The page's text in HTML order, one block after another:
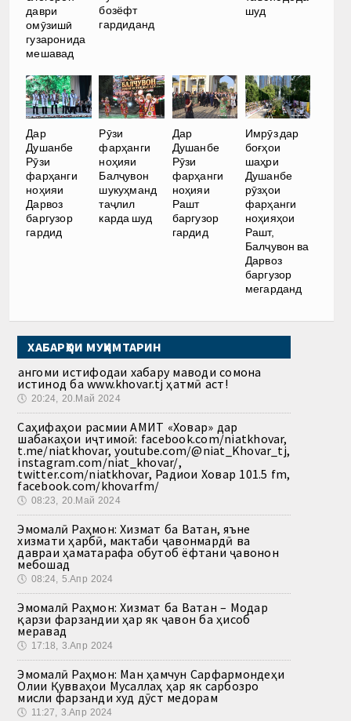
даври
омӯзишӣ
гузаронида
мешавад
бозёфт
гардиданд
шуд
Дар
Душанбе
Рӯзи
фарҳанги
ноҳияи
Дарвоз
баргузор
гардид
Рӯзи
фарҳанги
ноҳияи
Балҷувон
шукуҳманд
таҷлил
карда шуд
Дар
Душанбе
Рӯзи
фарҳанги
ноҳияи
Рашт
баргузор
гардид
Имрӯз дар
боғҳои
шаҳри
Душанбе
рӯзҳои
фарҳанги
ноҳияҳои
Рашт,
Балҷувон ва
Дарвоз
баргузор
мегарданд
ХАБАРҲОИ МУҲИМТАРИН
Ҳангоми истифодаи хабару маводи сомона
истинод ба www.khovar.tj ҳатмӣ аст!
🕔 20:24, 20.Май 2024
Саҳифаҳои расмии АМИТ «Ховар» дар
шабакаҳои иҷтимоӣ: facebook.com/niatkhovar,
t.me/niatkhovar, youtube.com/@niat_Khovar_tj,
instagram.com/niat_khovar/,
twitter.com/niatkhovar, Радиои Ховар 101.5 fm,
facebook.com/khovarfm/
🕔 08:23, 20.Май 2024
Эмомалӣ Раҳмон: Хизмат ба Ватан, яъне
хизмати ҳарбӣ, мактаби ҷавонмардӣ ва
давраи ҳаматарафа обутоб ёфтани ҷавонон
мебошад
🕔 08:24, 5.Апр 2024
Эмомалӣ Раҳмон: Хизмат ба Ватан – Модар
қарзи фарзандии ҳар як ҷавон ба ҳисоб
меравад
🕔 17:18, 3.Апр 2024
Эмомалӣ Раҳмон: Ман ҳамчун Сарфармондеҳи
Олии Қувваҳои Мусаллаҳ ҳар як сарбозро
мисли фарзанди худ дӯст медорам
🕔 11:27, 3.Апр 2024